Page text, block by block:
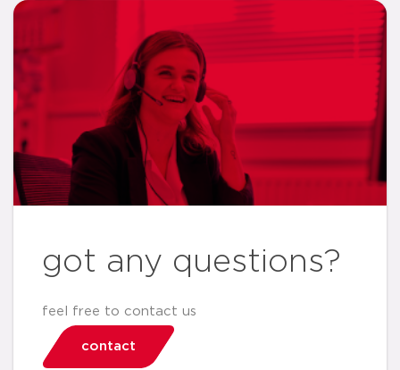
got any questions?
feel free to contact us
contact